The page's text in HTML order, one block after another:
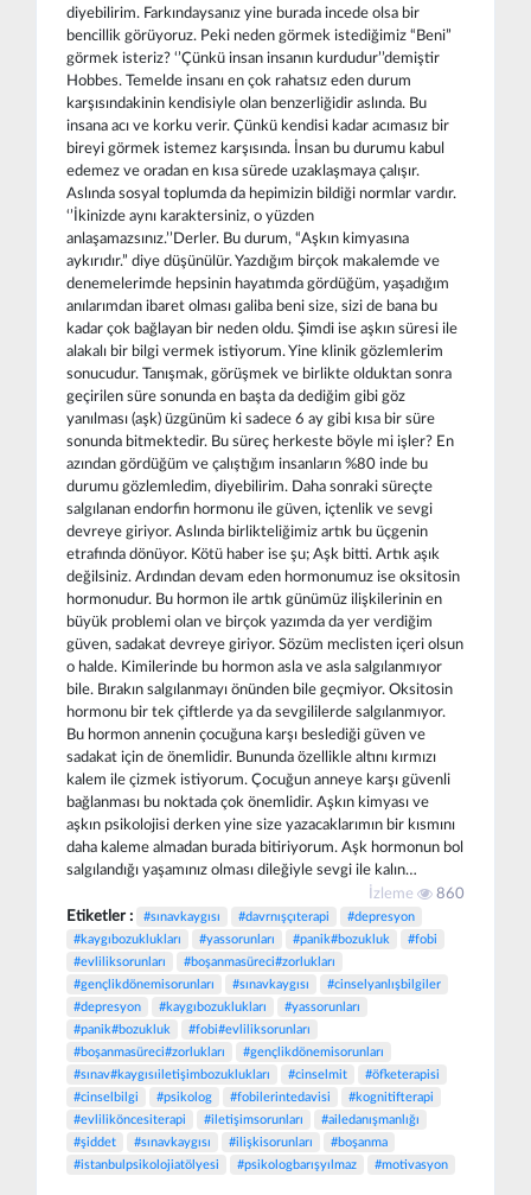
diyebilirim. Farkındaysanız yine burada incede olsa bir
bencillik görüyoruz. Peki neden görmek istediğimiz “Beni”
görmek isteriz? ‘’Çünkü insan insanın kurdudur’’demiştir
Hobbes. Temelde insanı en çok rahatsız eden durum
karşısındakinin kendisiyle olan benzerliğidir aslında. Bu
insana acı ve korku verir. Çünkü kendisi kadar acımasız bir
bireyi görmek istemez karşısında. İnsan bu durumu kabul
edemez ve oradan en kısa sürede uzaklaşmaya çalışır.
Aslında sosyal toplumda da hepimizin bildiği normlar vardır.
‘’İkinizde aynı karaktersiniz, o yüzden
anlaşamazsınız.’’Derler. Bu durum, “Aşkın kimyasına
aykırıdır.” diye düşünülür. Yazdığım birçok makalemde ve
denemelerimde hepsinin hayatımda gördüğüm, yaşadığım
anılarımdan ibaret olması galiba beni size, sizi de bana bu
kadar çok bağlayan bir neden oldu. Şimdi ise aşkın süresi ile
alakalı bir bilgi vermek istiyorum. Yine klinik gözlemlerim
sonucudur. Tanışmak, görüşmek ve birlikte olduktan sonra
geçirilen süre sonunda en başta da dediğim gibi göz
yanılması (aşk) üzgünüm ki sadece 6 ay gibi kısa bir süre
sonunda bitmektedir. Bu süreç herkeste böyle mi işler? En
azından gördüğüm ve çalıştığım insanların %80 inde bu
durumu gözlemledim, diyebilirim. Daha sonraki süreçte
salgılanan endorfin hormonu ile güven, içtenlik ve sevgi
devreye giriyor. Aslında birlikteliğimiz artık bu üçgenin
etrafında dönüyor. Kötü haber ise şu; Aşk bitti. Artık aşık
değilsiniz. Ardından devam eden hormonumuz ise oksitosin
hormonudur. Bu hormon ile artık günümüz ilişkilerinin en
büyük problemi olan ve birçok yazımda da yer verdiğim
güven, sadakat devreye giriyor. Sözüm meclisten içeri olsun
o halde. Kimilerinde bu hormon asla ve asla salgılanmıyor
bile. Bırakın salgılanmayı önünden bile geçmiyor. Oksitosin
hormonu bir tek çiftlerde ya da sevgililerde salgılanmıyor.
Bu hormon annenin çocuğuna karşı beslediği güven ve
sadakat için de önemlidir. Bununda özellikle altını kırmızı
kalem ile çizmek istiyorum. Çocuğun anneye karşı güvenli
bağlanması bu noktada çok önemlidir. Aşkın kimyası ve
aşkın psikolojisi derken yine size yazacaklarımın bir kısmını
daha kaleme almadan burada bitiriyorum. Aşk hormonun bol
salgılandığı yaşamınız olması dileğiyle sevgi ile kalın…
İzleme
860
Etiketler : #sınavkaygısı #davrnışçıterapi
#depresyon
#kaygıbozuklukları
#yassorunları #panik#bozukluk
#fobi
#evliliksorunları
#boşanmasüreci#zorlukları
#gençlikdönemisorunları
#sınavkaygısı
#cinselyanlışbilgiler
#depresyon
#kaygıbozuklukları
#yassorunları
#panik#bozukluk
#fobi#evliliksorunları
#boşanmasüreci#zorlukları
#gençlikdönemisorunları
#sınav#kaygısıiletişimbozuklukları
#cinselmit
#öfketerapisi
#cinselbilgi
#psikolog #fobilerintedavisi
#kognitifterapi
#evliliköncesiterapi
#iletişimsorunları
#ailedanışmanlığı
#şiddet
#sınavkaygısı #ilişkisorunları
#boşanma
#istanbulpsikolojiatölyesi
#psikologbarışyılmaz #motivasyon